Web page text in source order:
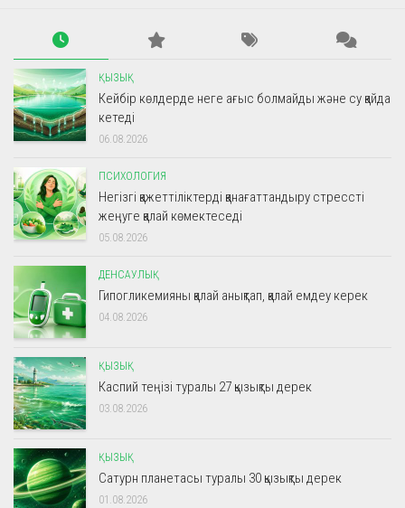
ҚЫЗЫҚ
Кейбір көлдерде неге ағыс болмайды және су қайда
кетеді
06.08.2026
ПСИХОЛОГИЯ
Негізгі қажеттіліктерді қанағаттандыру стрессті
жеңуге қалай көмектеседі
05.08.2026
ДЕНСАУЛЫҚ
Гипогликемияны қалай анықтап, қалай емдеу керек
04.08.2026
ҚЫЗЫҚ
Каспий теңізі туралы 27 қызықты дерек
03.08.2026
ҚЫЗЫҚ
Сатурн планетасы туралы 30 қызықты дерек
01.08.2026